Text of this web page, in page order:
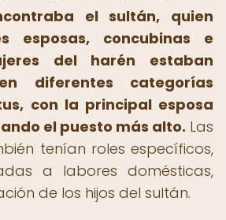
el sultán, quien
esposas, concubinas e
del harén estaban
diferentes categorías
con la principal esposa
el puesto más alto. Las
tenían roles específicos,
a labores domésticas,
de los hijos del sultán.